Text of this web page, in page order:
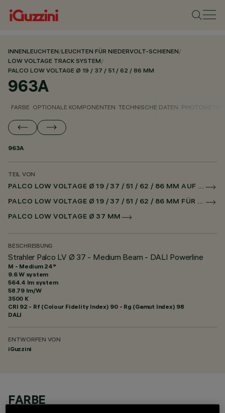
INNENLEUCHTEN/LEUCHTEN FÜR NIEDERVOLT-SCHIENEN/
LOW VOLTAGE TRACK SYSTEM/
PALCO LOW VOLTAGE Ø 19 / 37 / 51 / 62 / 86 MM
963A
FARBE OPTIONALE KOMPONENTEN TECHNISCHE DATEN
963A
TEIL VON
PALCO LOW VOLTAGE Ø 19 / 37 / 51 / 62 / 86 MM AUF NIEDERSPANNUNGSSCHIENE DALI POWERLINE
PALCO LOW VOLTAGE Ø 19 / 37 / 51 / 62 / 86 MM FÜR SUPERRAIL DALI POWERLINE
PALCO LOW VOLTAGE Ø 37 MM
BESCHREIBUNG
Strahler Palco LV Ø 37 - Medium Beam - DALI Powerline
M - Medium 24°
9.6 W system
564.4 lm system
58.79 lm/W
3500 K
CRI 92 - Rf (Colour Fidelity Index) 90 - Rg (Gamut Index) 98
DALI
ENTWORFEN VON
iGuzzini
FARBE